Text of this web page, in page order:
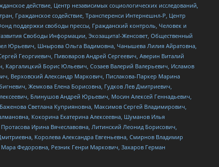
действие, Центр независимых социологических исследований,
Гражданское содействие, Трансперенси Интернешнл-Р, Центр
поддержки свободы прессы, Гражданский контроль, Человек и
Свободы Информации, Экозащита!-Женсовет, Общественный
Юрьевич, Шнырова Ольга Вадимовна, Чанышева Лилия Айратовна,
Георгиевич, Пивоваров Андрей Сергеевич, Аверин Виталий
Борис Юльевич, Созаев Валерий Валерьевич, Исламов
Верховский Александр Маркович, Пислакова-Паркер Марина
Жемкова Елена Борисовна, Гудков Лев Дмитриевич,
Блинушов Андрей Юрьевич, Мосин Алексей Геннадьевич,
Светлана Куприяновна, Максимов Сергей Владимирович,
Кокорина Екатерина Алексеевна, Шуманов Илья
Ирина Вячеславовна, Литинский Леонид Борисович,
Королева Александра Евгеньевна, Смирнов Владимир
Федоровна, Резник Генри Маркович, Захаров Герман